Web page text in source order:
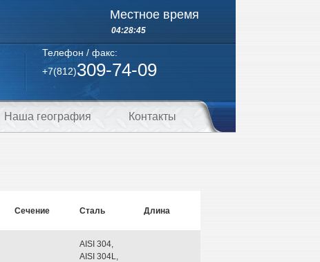
Местное время
04:28:45
Телефон / факс:
+7(812)309-74-09
Наша география Контакты
Сечение Сталь Длина
AISI 304,
AISI 304L,